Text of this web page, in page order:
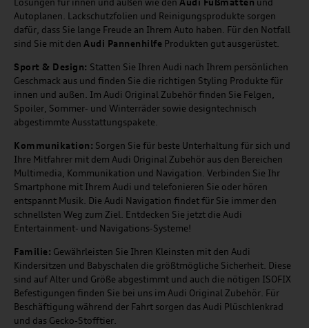
Lösungen für innen und außen wie den Audi Fußmatten und
Autoplanen. Lackschutzfolien und Reinigungsprodukte sorgen
dafür, dass Sie lange Freude an Ihrem Auto haben. Für den Notfall
sind Sie mit den Audi Pannenhilfe Produkten gut ausgerüstet.
Sport & Design: Statten Sie Ihren Audi nach Ihrem persönlichen
Geschmack aus und finden Sie die richtigen Styling Produkte für
innen und außen. Im Audi Original Zubehör finden Sie Felgen,
Spoiler, Sommer- und Winterräder sowie designtechnisch
abgestimmte Ausstattungspakete.
Kommunikation: Sorgen Sie für beste Unterhaltung für sich und
Ihre Mitfahrer mit dem Audi Original Zubehör aus den Bereichen
Multimedia, Kommunikation und Navigation. Verbinden Sie Ihr
Smartphone mit Ihrem Audi und telefonieren Sie oder hören
entspannt Musik. Die Audi Navigation findet für Sie immer den
schnellsten Weg zum Ziel. Entdecken Sie jetzt die Audi
Entertainment- und Navigations-Systeme!
Familie: Gewährleisten Sie Ihren Kleinsten mit den Audi
Kindersitzen und Babyschalen die größtmögliche Sicherheit. Diese
sind auf Alter und Größe abgestimmt und auch die nötigen ISOFIX
Befestigungen finden Sie bei uns im Audi Original Zubehör. Für
Beschäftigung während der Fahrt sorgen das Audi Plüschlenkrad
und das Gecko-Stofftier.